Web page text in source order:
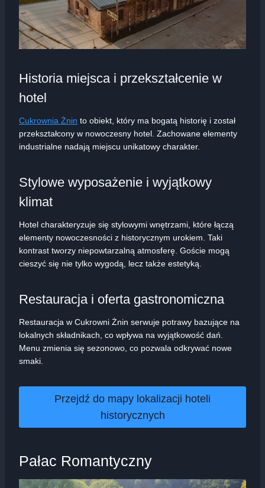
Historia miejsca i przekształcenie w
hotel
Cukrownia Żnin to obiekt, który ma bogatą historię i został
przekształcony w nowoczesny hotel. Zachowane elementy
industrialne nadają miejscu unikatowy charakter.
Stylowe wyposażenie i wyjątkowy
klimat
Hotel charakteryzuje się stylowymi wnętrzami, które łączą
elementy nowoczesności z historycznym urokiem. Taki
kontrast tworzy niepowtarzalną atmosferę. Goście mogą
cieszyć się nie tylko wygodą, lecz także estetyką.
Restauracja i oferta gastronomiczna
Restauracja w Cukrowni Żnin serwuje potrawy bazujące na
lokalnych składnikach, co wpływa na wyjątkowość dań.
Menu zmienia się sezonowo, co pozwala odkrywać nowe
smaki.
Przejdź do mapy lokalizacji hoteli
historycznych
Pałac Romantyczny